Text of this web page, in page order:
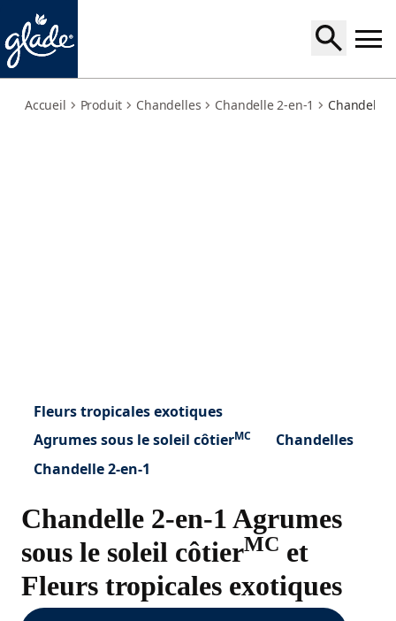
Accueil Produit Chandelles Chandelle 2-en-1 Chandelle
Fleurs tropicales exotiques
Agrumes sous le soleil côtierMC
Chandelles
Chandelle 2-en-1
Chandelle 2-en-1 Agrumes
sous le soleil côtierMC et
Fleurs tropicales exotiques